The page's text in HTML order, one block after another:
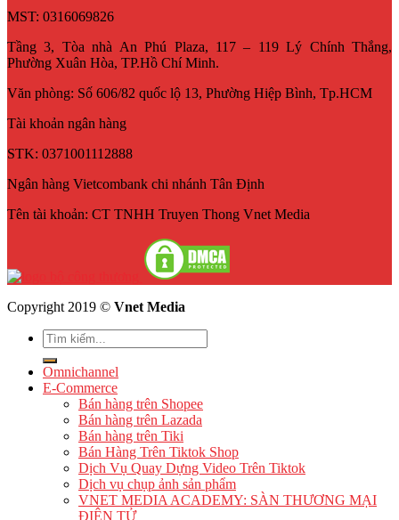
MST: 0316069826
Tầng 3, Tòa nhà An Phú Plaza, 117 – 119 Lý Chính Thắng,
Phường Xuân Hòa, TP.Hồ Chí Minh.
Văn phòng: Số 606/82 quốc lộ 13, Phường Hiệp Bình, Tp.HCM
Tài khoản ngân hàng
STK: 0371001112888
Ngân hàng Vietcombank chi nhánh Tân Định
Tên tài khoản: CT TNHH Truyen Thong Vnet Media
Copyright 2019 © Vnet Media
Omnichannel
E-Commerce
Bán hàng trên Shopee
Bán hàng trên Lazada
Bán hàng trên Tiki
Bán Hàng Trên Tiktok Shop
Dịch Vụ Quay Dựng Video Trên Tiktok
Dịch vụ chụp ảnh sản phẩm
VNET MEDIA ACADEMY: SÀN THƯƠNG MẠI
ĐIỆN TỬ